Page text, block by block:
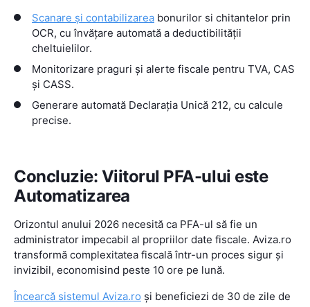
Scanare și contabilizarea bonurilor si chitantelor prin
OCR, cu învățare automată a deductibilității
cheltuielilor.
Monitorizare praguri și alerte fiscale pentru TVA, CAS
și CASS.
Generare automată Declarația Unică 212, cu calcule
precise.
Concluzie: Viitorul PFA-ului este
Automatizarea
Orizontul anului 2026 necesită ca PFA-ul să fie un
administrator impecabil al propriilor date fiscale. Aviza.ro
transformă complexitatea fiscală într-un proces sigur și
invizibil, economisind peste 10 ore pe lună.
Încearcă sistemul Aviza.ro și beneficiezi de 30 de zile de